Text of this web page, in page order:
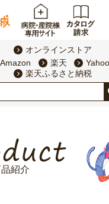
オンラインストア
Amazon
楽天
楽天ふるさと納税
紹介